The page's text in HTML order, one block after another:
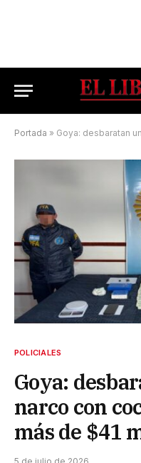
Portada » Goya: desbaratan una
POLICIALES
Goya:
narco con
más de $41
5 de julio de 2026